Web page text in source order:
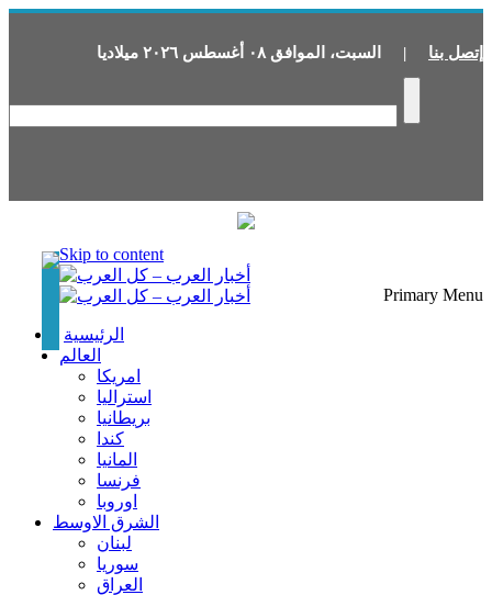
إتصل بنا | السبت، الموافق ٠٨ أغسطس ٢٠٢٦ ميلاديا
Skip to content
Primary Menu
الرئيسية
العالم
امريكا
استراليا
بريطانيا
كندا
المانيا
فرنسا
اوروبا
الشرق الاوسط
لبنان
سوريا
العراق